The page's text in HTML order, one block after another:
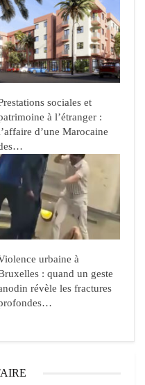
sociales et
à l’étranger :
d’une Marocaine
urbaine à
: quand un geste
révèle les fractures